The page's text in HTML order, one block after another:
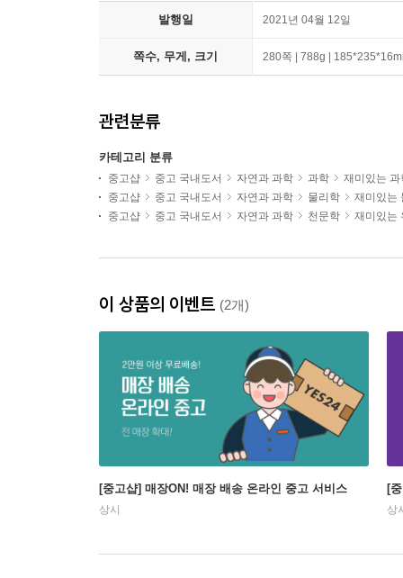
발행일 2021년 04월 12일
쪽수, 무게, 크기 280쪽 | 788g |
관련분류
카테고리 분류
중고샵 중고 국내도서 자연과 과학 과학
재미있는
중고샵
중고 국내도서 자연과 과학 물리학
재미있는
중고샵
중고 국내도서 자연과 과학 천문학 재미있는
이 상품의 이벤트 (2개)
[중고샵] 매장ON! 매장 배송 온라인 중고 서비스
상시
[
상